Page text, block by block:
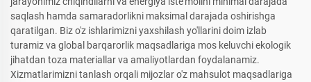
saqlash hamda samaradorlikni maksimal darajada oshirishga
qaratilgan. Biz o'z ishlarimizni yaxshilash yo'llarini doim izlab
turamiz va global barqarorlik maqsadlariga mos keluvchi ekologik
jihatdan toza materiallar va amaliyotlardan foydalanamiz.
Xizmatlarimizni tanlash orqali mijozlar o'z mahsulot maqsadlariga